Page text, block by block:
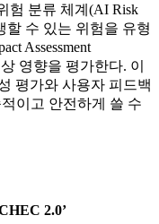
험 분류 체계(AI Risk
할 수 있는 위험을 유형
Assessment
영향을 평가한다. 이
평가와 사용자 피드백
이고 안전하게 쓸 수
2.0’